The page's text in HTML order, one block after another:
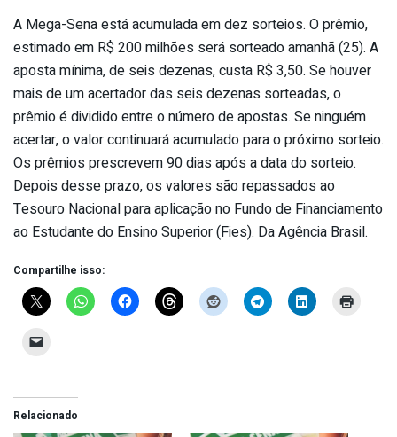
A Mega-Sena está acumulada em dez sorteios. O prêmio,
estimado em R$ 200 milhões será sorteado amanhã (25). A
aposta mínima, de seis dezenas, custa R$ 3,50. Se houver
mais de um acertador das seis dezenas sorteadas, o
prêmio é dividido entre o número de apostas. Se ninguém
acertar, o valor continuará acumulado para o próximo sorteio.
Os prêmios prescrevem 90 dias após a data do sorteio.
Depois desse prazo, os valores são repassados ao
Tesouro Nacional para aplicação no Fundo de Financiamento
ao Estudante do Ensino Superior (Fies). Da Agência Brasil.
Compartilhe isso:
Relacionado